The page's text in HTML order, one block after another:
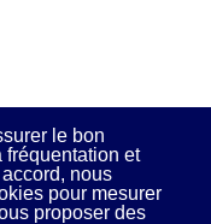
le bon
fréquentation et
nous
pour mesurer
proposer des